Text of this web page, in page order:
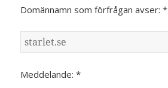
Domännamn som förfrågan avser: *
Meddelande: *